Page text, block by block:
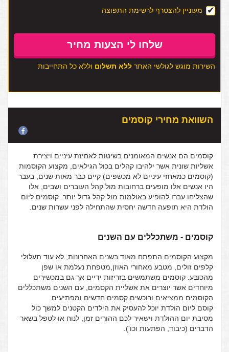
מעוניין להצטרף לרשימת התפוצה
השירות מוגש לגולשי האתר ללא תשלום וללא כל התחייבות
השוואת מחירי קוסמים
קוסמים הם אנשים המאומנים בשיטות לאחיזת עיניים ויצירת
אשליות שונית אשר ילהיבו קהלים בכול הגילאים, מקצוע הקוסמות
(קוסמים כמאחזי עיניים לא מכשפים) קיים כבר מאות שנים, בעבר
היו אנשים אלו מופעים ברחובות מול קהל העוברים ושבים, אלו
שהצליחו עברו להופיע באולמות מול קהל גדול יותר. קוסמים ליום
הולדת היא תופעה חדשה יחסית שהתחילה לפני עשרות שנים.
קוסמים - משתכללים עם השנים
מקצוע הקוסמים התפתח מאוד בשנים האחרונות, לא עוד תעלולי
קלפים זולים, מטבע מאחורי האוזן,מטפחת נעלמת או שפן
מהכובע. קוסמים משתמשים בזריזות ידיים אך גם במכשירים
מיוחדים אשר יוצרים את אשליית הקסמים, עם השנים משתכללים
הקוסמים ממציאים ורוכשים קסמים חדשים ומפתיעים.
קוסם ליום הולדת יוכל להעסיק את הילדים הקטנים למשך כול
מסיבת יום ההולדת וישאיר לכם ההורים זמן, לנוח או לטפל בשאר
הדברים (כיבוד, הפתעות וכו').